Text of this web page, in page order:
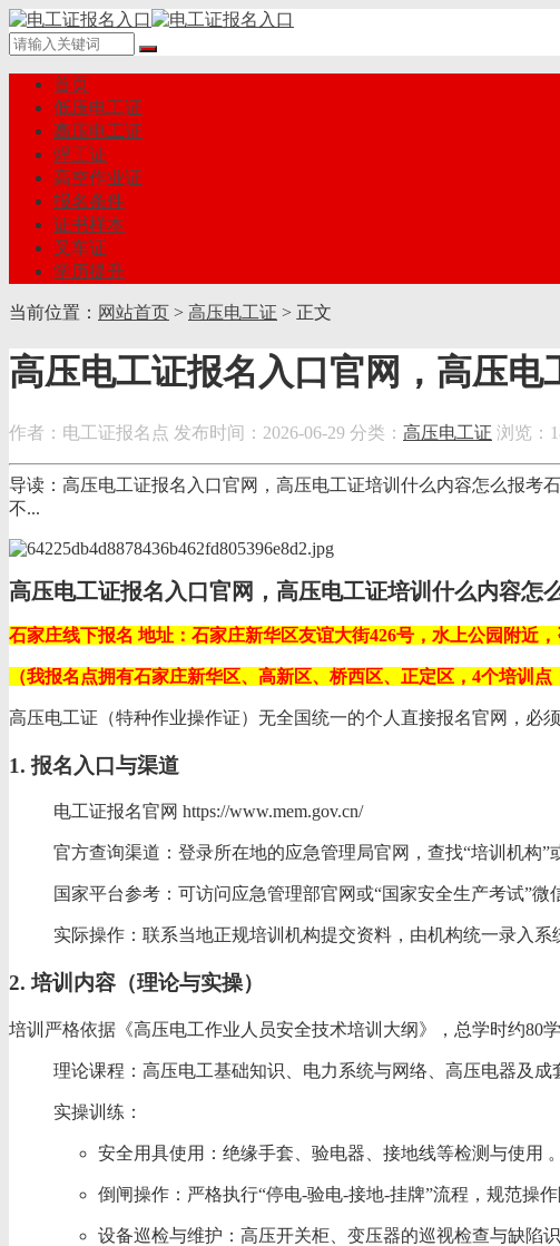
首页
低压电工证
高压电工证
焊工证
高空作业证
报名条件
证书样本
叉车证
学历提升
当前位置： 网站首页 > 高压电工证 > 正文
高压电工证报名入口官网，高压
作者：电工证报名点 发布时间：2026-06-29 分类： 高压电工证 浏览：
导读：高压电工证报名入口官网，高压电工证培训什么内容怎么报考
不...
高压电工证报名入口官网，高压电工证培训什么内容怎
石家庄线下报名 地址：石家庄新华区友谊大街426号，水上公园附近
（我报名点拥有石家庄新华区、高新区、桥西区、正定区，4个培训点
高压电工证（特种作业操作证）‌无全国统一的个人直接报名官网‌，必
1. 报名入口与渠道
电工证报名官网 https://www.mem.gov.cn/
官方查询渠道‌：登录所在地的‌应急管理局官网‌，查找“培训机构”
国家平台参考‌：可访问应急管理部官网或“国家安全生产考试”
实际操作‌：联系当地正规培训机构提交资料，由机构统一录入系
2. 培训内容（理论与实操）
培训严格依据《高压电工作业人员安全技术培训大纲》，总学时约80
理论课程‌：高压电工基础知识、电力系统与网络、高压电器及
‌实操训练‌：
‌安全用具使用‌：绝缘手套、验电器、接地线等检测与使用 。
倒闸操作‌：严格执行“停电-验电-接地-挂牌”流程，规范操作
设备巡检与维护‌：高压开关柜、变压器的巡视检查与缺陷识